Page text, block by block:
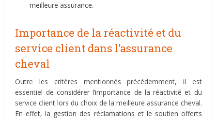
meilleure assurance.
Importance de la réactivité et du
service client dans l’assurance
cheval
Outre les critères mentionnés précédemment, il est
essentiel de considérer l’importance de la réactivité et du
service client lors du choix de la meilleure assurance cheval.
En effet, la gestion des réclamations et le soutien offerts